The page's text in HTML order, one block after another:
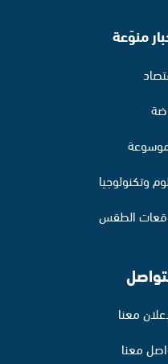
منوّعة
وتكنولوجيا
الطقس
معنا
معنا